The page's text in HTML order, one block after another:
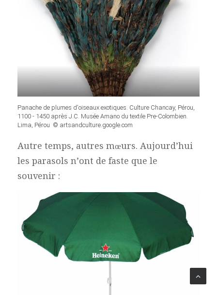
Panache de plumes d'oiseaux exotiques. Culture Chancay, Pérou,
1100 - 1450 après J.C. Musée Amano du textile Pre-Colombien.
Lima, Pérou © artsandculture.google.com
Autre temps, autres mœurs. Aujourd’hui
les parasols n’ont de faste que le
souvenir :